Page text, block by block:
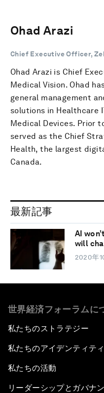
Ohad Arazi
Chief Executive Officer,
Ohad Arazi is Chief
Medical Vision. Ohad
general management
solutions in Healthcare
Medical Devices. Prior
served as the Chief
Health, the largest
Canada.
最新記事
AI
will
2020年
世界経済フォーラムに
私たちのストラテジー
私たちのアイデンティティ
私たちの活動
リーダーシップとガバナ